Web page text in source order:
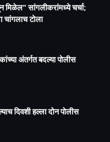
मिळेल" सांगलीकरांमध्ये चर्चा;
चांगलाच टोला
अंतर्गत बदल्या पोलीस
दिवशी हल्ला दोन पोलीस